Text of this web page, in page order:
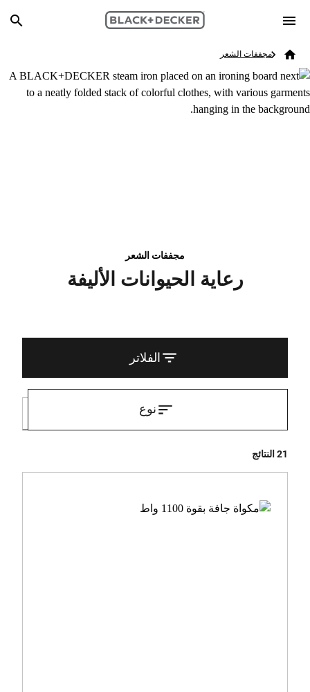
Skip to main content
Search
Breadcrumb
مجففات الشعر
مجففات الشعر
رعاية الحيوانات الأليفة
الفلاتر
21 النتائج
نوع